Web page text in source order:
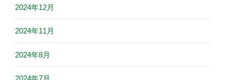
2024年12月
2024年11月
2024年8月